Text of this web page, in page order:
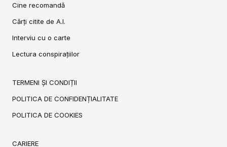
Cine recomandă
Cărți citite de A.I.
Interviu cu o carte
Lectura conspirațiilor
TERMENI ȘI CONDIȚII
POLITICA DE CONFIDENȚIALITATE
POLITICA DE COOKIES
CARIERE